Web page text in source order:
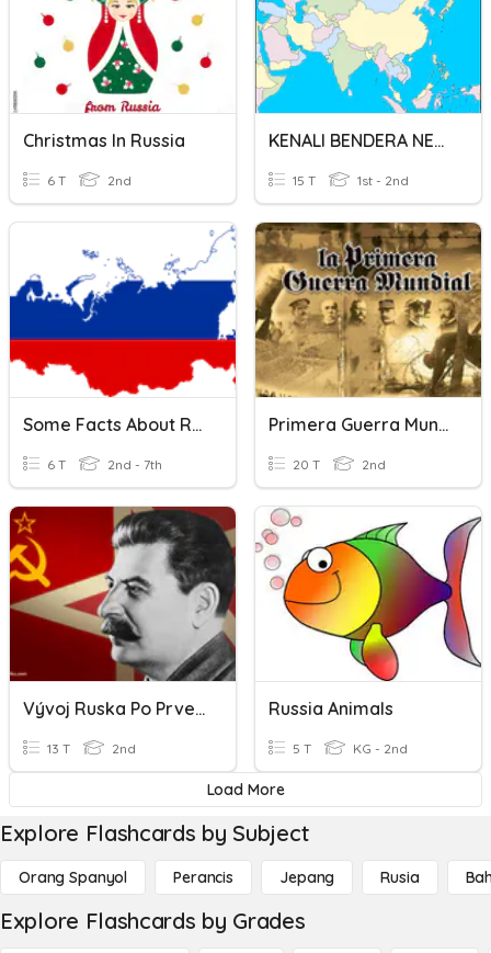
Christmas In Russia
6 T 2nd
KENALI BENDERA NEGARA ASIA
15 T 1st - 2nd
Some Facts About Russia
6 T 2nd - 7th
Primera Guerra Mundial
20 T 2nd
Vývoj Ruska Po Prvej Svetovej Vojne
13 T 2nd
Russia Animals
5 T KG - 2nd
Load More
Explore Flashcards by Subject
Orang Spanyol Perancis Jepang Rusia
Explore Flashcards by Grades